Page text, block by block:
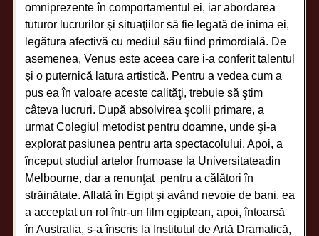
omniprezente în comportamentul ei, iar abordarea
tuturor lucrurilor şi situaţiilor să fie legată de inima ei,
legătura afectivă cu mediul său fiind primordială. De
asemenea, Venus este aceea care i-a conferit talentul
şi o puternică latura artistică. Pentru a vedea cum a
pus ea în valoare aceste calităţi, trebuie să ştim
câteva lucruri. După absolvirea şcolii primare, a
urmat Colegiul metodist pentru doamne, unde şi-a
explorat pasiunea pentru arta spectacolului. Apoi, a
început studiul artelor frumoase la Universitateadin
Melbourne, dar a renunţat pentru a călători în
străinătate. Aflată în Egipt şi având nevoie de bani, ea
a acceptat un rol într-un film egiptean, apoi, întoarsă
în Australia, s-a înscris la Institutul de Artă Dramatică,